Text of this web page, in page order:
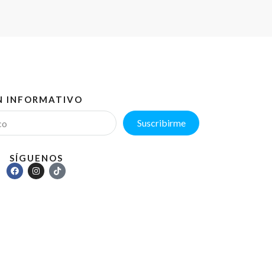
INFORMATIVO
Suscribirme
SÍGUENOS